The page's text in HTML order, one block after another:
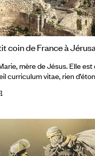
coin de France à
mère de Jésus. Elle
curriculum vitae, rien
les grandes voix du
Anne flotte un drapeau